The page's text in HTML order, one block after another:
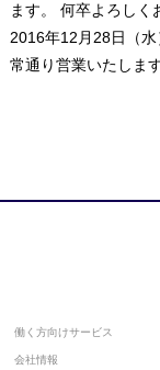
ます。 何卒よろしく
2016年12月28日（
常通り営業いたしま
働く方向けサービス
会社情報